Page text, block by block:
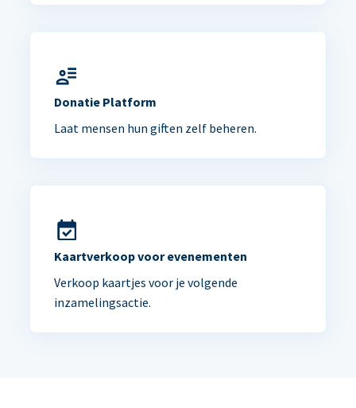
Donatie Platform
Laat mensen hun giften zelf beheren.
Kaartverkoop voor evenementen
Verkoop kaartjes voor je volgende
inzamelingsactie.